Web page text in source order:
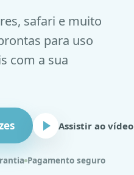
safari e muito
para uso
com a sua
Assistir ao vídeo
Pagamento seguro